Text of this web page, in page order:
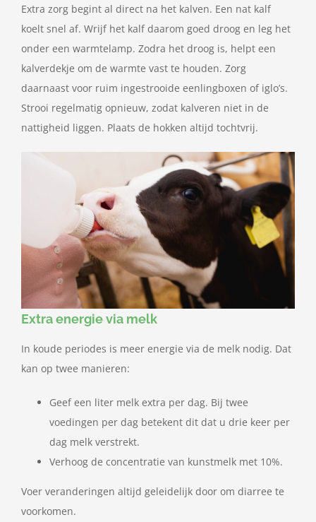
Extra zorg begint al direct na het kalven. Een nat kalf
koelt snel af. Wrijf het kalf daarom goed droog en leg het
onder een warmtelamp. Zodra het droog is, helpt een
kalverdekje om de warmte vast te houden. Zorg
daarnaast voor ruim ingestrooide eenlingboxen of iglo’s.
Strooi regelmatig opnieuw, zodat kalveren niet in de
nattigheid liggen. Plaats de hokken altijd tochtvrij.
Extra energie via melk
In koude periodes is meer energie via de melk nodig. Dat
kan op twee manieren:
Geef een liter melk extra per dag. Bij twee
voedingen per dag betekent dit dat u drie keer per
dag melk verstrekt.
Verhoog de concentratie van kunstmelk met 10%.
Voer veranderingen altijd geleidelijk door om diarree te
voorkomen.